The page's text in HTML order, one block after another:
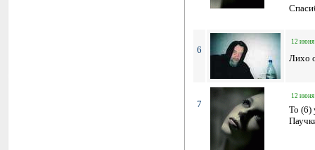
6
12 июня
Лихо
7
12 июня
To (6)